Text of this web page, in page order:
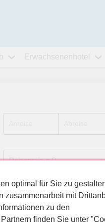
Erwachsenenhotel
optimal für Sie zu
zusammenarbeit mit
zu den
finden Sie unter